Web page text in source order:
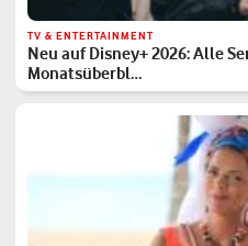
TV & ENTERTAINMENT
Neu auf Disney+ 2026: Alle
Monatsüberbl…